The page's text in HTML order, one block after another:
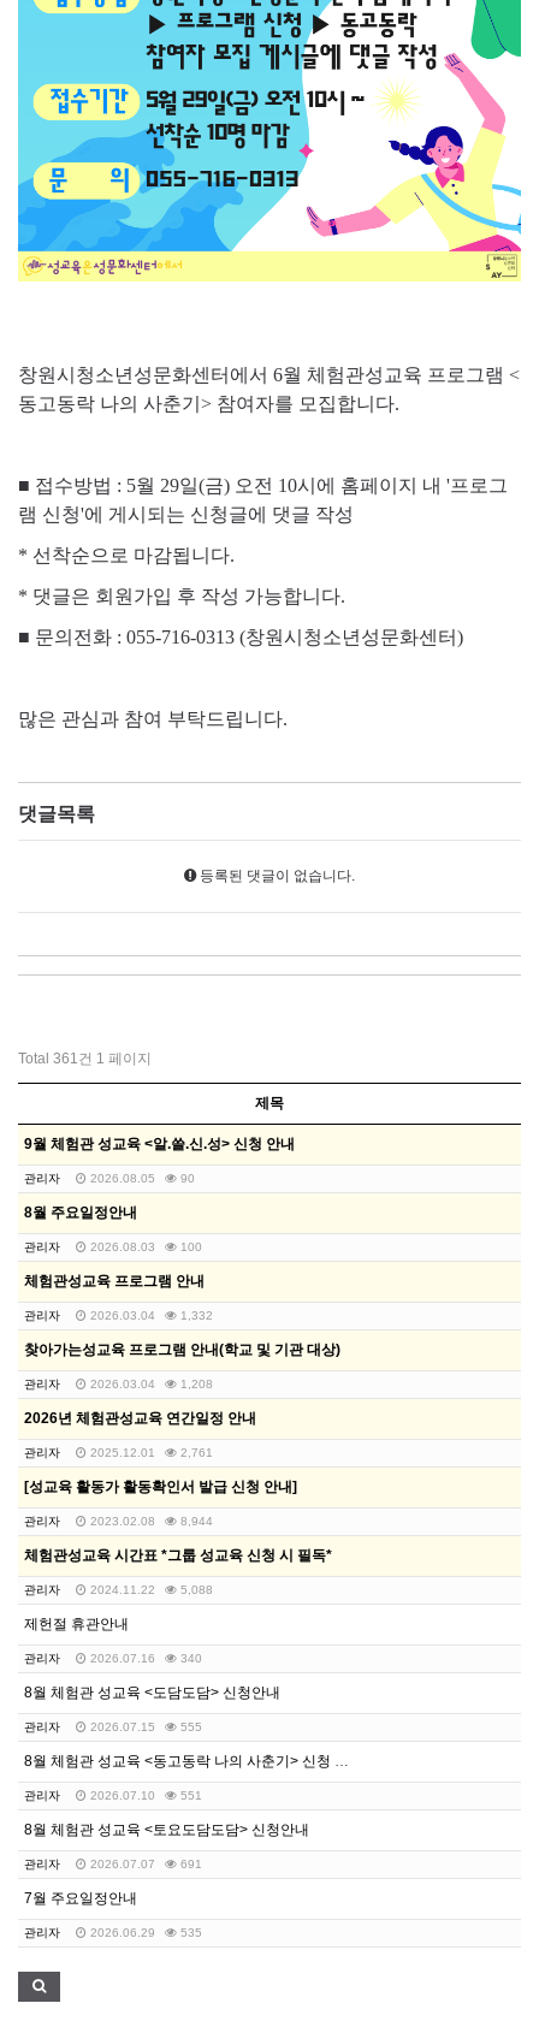
창원시청소년성문화센터에서 6월 체험관성교육 프로그램 <
동고동락 나의 사춘기> 참여자를 모집합니다.
■ 접수방법 : 5월 29일(금) 오전 10시에 홈페이지 내 '프로그
램 신청'에 게시되는 신청글에 댓글 작성
* 선착순으로 마감됩니다.
* 댓글은 회원가입 후 작성 가능합니다.
■ 문의전화 : 055-716-0313 (창원시청소년성문화센터)
많은 관심과 참여 부탁드립니다.
댓글목록
등록된 댓글이 없습니다.
Total 361건 1 페이지
제목
9월 체험관 성교육 <알.쓸.신.성> 신청 안내
관리자 2026.08.05 90
8월 주요일정안내
관리자 2026.08.03 100
체험관성교육 프로그램 안내
관리자 2026.03.04 1,332
찾아가는성교육 프로그램 안내(학교 및 기관 대상)
관리자 2026.03.04 1,208
2026년 체험관성교육 연간일정 안내
관리자 2025.12.01 2,761
[성교육 활동가 활동확인서 발급 신청 안내]
관리자 2023.02.08 8,944
체험관성교육 시간표 *그룹 성교육 신청 시 필독*
관리자 2024.11.22 5,088
제헌절 휴관안내
관리자 2026.07.16 340
8월 체험관 성교육 <도담도담> 신청안내
관리자 2026.07.15 555
8월 체험관 성교육 <동고동락 나의 사춘기> 신청 안내
관리자 2026.07.10 551
8월 체험관 성교육 <토요도담도담> 신청안내
관리자 2026.07.07 691
7월 주요일정안내
관리자 2026.06.29 535